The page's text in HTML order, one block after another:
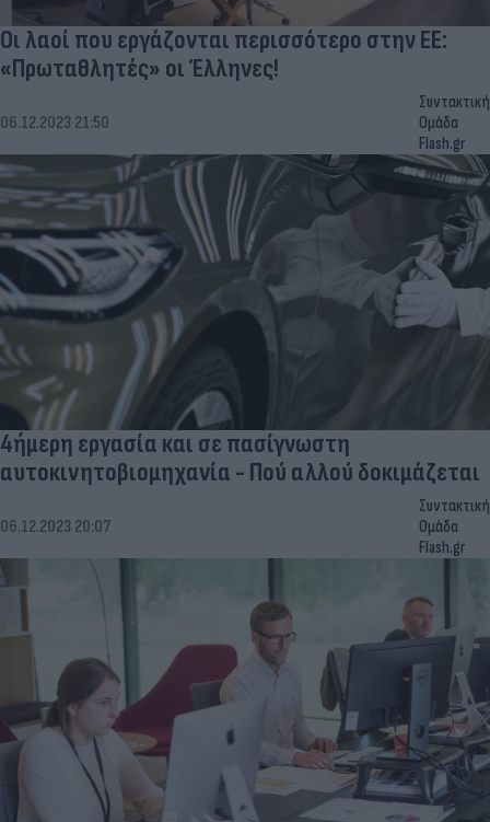
Οι λαοί που εργάζονται περισσότερο στην ΕΕ:
«Πρωταθλητές» οι Έλληνες!
06.12.2023 21:50
Συντακτική
Ομάδα
Flash.gr
4ήμερη εργασία και σε πασίγνωστη
αυτοκινητοβιομηχανία - Πού αλλού δοκιμάζεται
06.12.2023 20:07
Συντακτική
Ομάδα
Flash.gr